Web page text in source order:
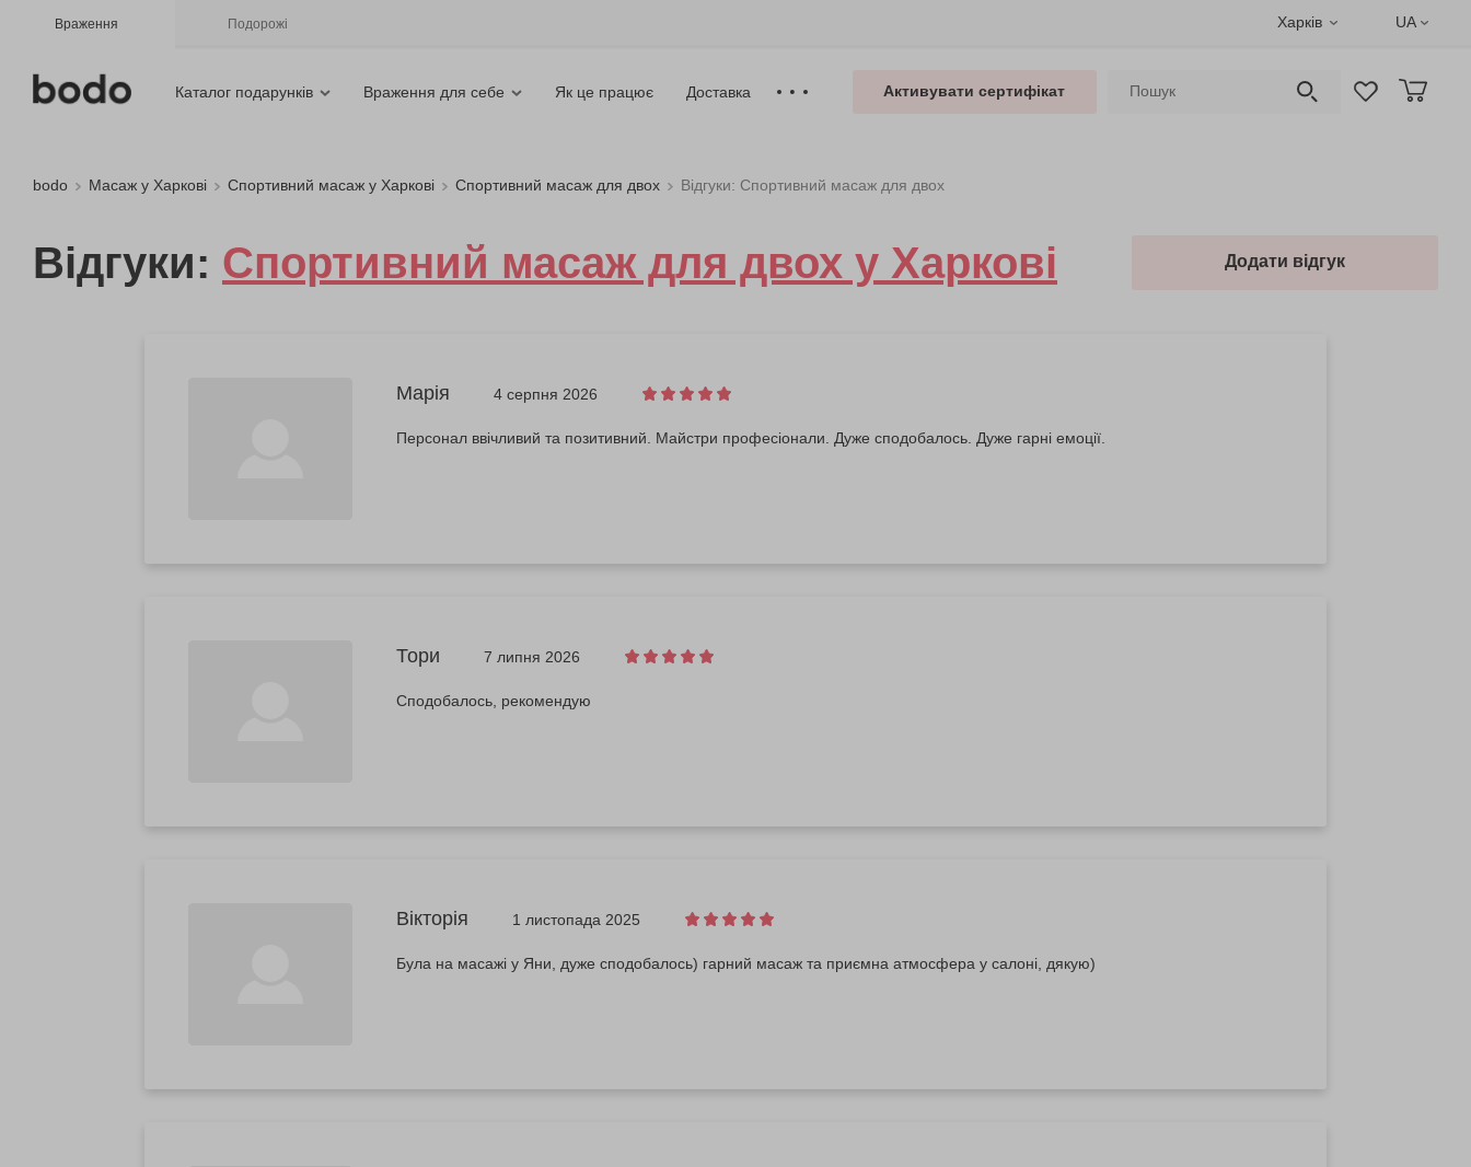
Враження Подорожі Харків UA
Каталог подарунків Враження для себе Як це працює Доставка Активувати сертифікат
bodo Масаж у Харкові Спортивний масаж у Харкові Спортивний масаж для двох Відгуки: Спортивний масаж для двох
Відгуки: Спортивний масаж для двох у Харкові Додати відгук
Марія 4 серпня 2026
Персонал ввічливий та позитивний. Майстри професіонали. Дуже сподобалось. Дуже гарні емоції.
Тори 7 липня 2026
Сподобалось, рекомендую
Вікторія 1 листопада 2025
Була на масажі у Яни, дуже сподобалось) гарний масаж та приємна атмосфера у салоні, дякую)